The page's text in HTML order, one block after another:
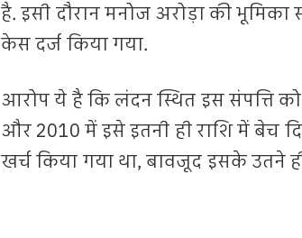
है. इसी दौरान मनोज अरोड़ा की
केस दर्ज किया गया.
आरोप ये है कि लंदन स्थित इस संपत्ति
और 2010 में इसे इतनी ही राशि में बेच
खर्च किया गया था, बावजूद इसके उतने ही